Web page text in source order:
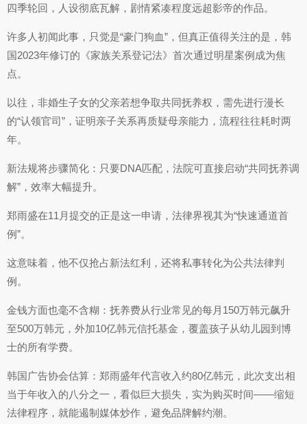
四季轮回，人设彻底瓦解，剧情紧凑程度远超影帝的作品。
许多人初闻此事，只觉是“豪门狗血”，但真正值得关注的是，韩
国2023年修订的《家族关系登记法》首次通过明星案例成为焦
点。
以往，非婚生子女的父亲若想争取共同抚养权，需先进行漫长
的“认领官司”，证明亲子关系再质疑母亲能力，流程往往耗时两
年。
新法规将步骤简化：只要DNA匹配，法院可直接启动“共同抚养调
解”，效率大幅提升。
郑雨盛在11月提交的正是这一申请，法律界视其为“快速通道首
例”。
这意味着，他不仅抢占新法红利，还将私事转化为公共法律判
例。
金钱方面也毫不含糊：抚养费从行业常见的每月150万韩元飙升
至500万韩元，外加10亿韩元信托基金，覆盖孩子从幼儿园到博
士的所有学费。
韩国广告协会估算：郑雨盛年代言收入约80亿韩元，此次支出相
当于年收入的八分之一，看似巨大损失，实为购买时间——缩短
法律程序，就能遏制媒体炒作，避免品牌解约潮。